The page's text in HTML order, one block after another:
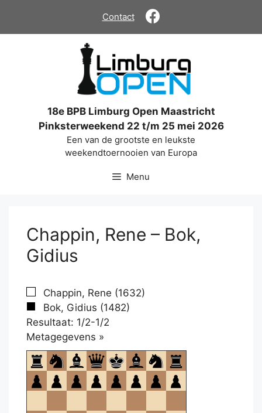
de
Contact
18e BPB Limburg Open Maastricht
Pinksterweekend 22 t/m 25 mei 2026
Een van de grootste en leukste
weekendtoernooien van Europa
Menu
Chappin, Rene – Bok,
Gidius
Chappin, Rene (1632)
Bok, Gidius (1482)
Resultaat: 1/2-1/2
Metagegevens »
om
te
openen.